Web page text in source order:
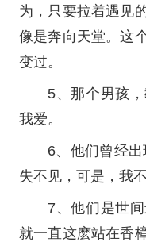
为，只要拉着遇见
像是奔向天堂。这
变过。
5、那个男孩
我爱。
6、他们曾经
失不见，可是，我
7、他们是世
就一直这麽站在香